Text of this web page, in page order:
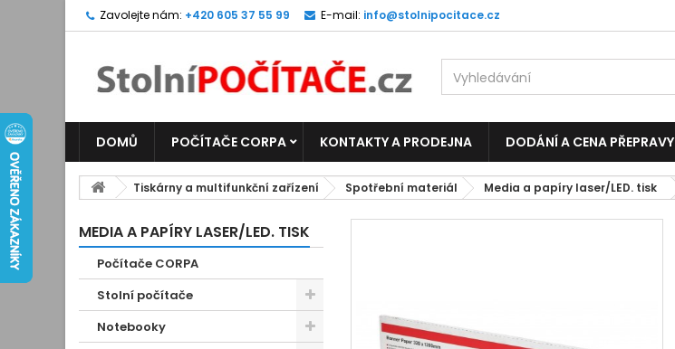
Zavolejte nám: +420 605 37 55 99 E-mail: info@stolnipocitace.cz
DOMŮ POČÍTAČE CORPA KONTAKTY A PRODEJNA DODÁNÍ A CENA PŘEPRAVY
Tiskárny a multifunkční zařízení Spotřební materiál Media a papíry laser/LED. tisk
MEDIA A PAPÍRY LASER/LED. TISK
Počítače CORPA
Stolní počítače
Notebooky